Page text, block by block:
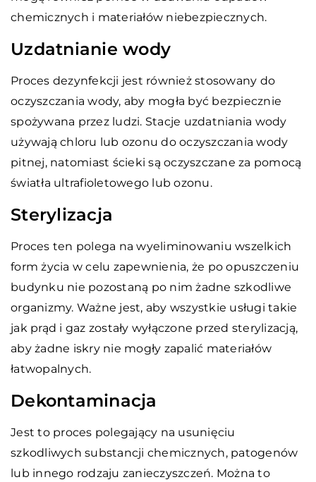
chemicznych i materiałów niebezpiecznych.
Uzdatnianie wody
Proces dezynfekcji jest również stosowany do
oczyszczania wody, aby mogła być bezpiecznie
spożywana przez ludzi. Stacje uzdatniania wody
używają chloru lub ozonu do oczyszczania wody
pitnej, natomiast ścieki są oczyszczane za pomocą
światła ultrafioletowego lub ozonu.
Sterylizacja
Proces ten polega na wyeliminowaniu wszelkich
form życia w celu zapewnienia, że po opuszczeniu
budynku nie pozostaną po nim żadne szkodliwe
organizmy. Ważne jest, aby wszystkie usługi takie
jak prąd i gaz zostały wyłączone przed sterylizacją,
aby żadne iskry nie mogły zapalić materiałów
łatwopalnych.
Dekontaminacja
Jest to proces polegający na usunięciu
szkodliwych substancji chemicznych, patogenów
lub innego rodzaju zanieczyszczeń. Można to